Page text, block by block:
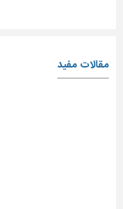
مقالات مفید